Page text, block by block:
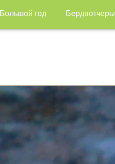
Большой год Бердвотчеры